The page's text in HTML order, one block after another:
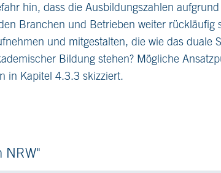
hin, dass die Ausbildungszahlen
Branchen und Betrieben weiter rückläufig
und mitgestalten, die wie das duale
Bildung stehen? Mögliche
in Kapitel 4.3.3 skizziert.
NRW"